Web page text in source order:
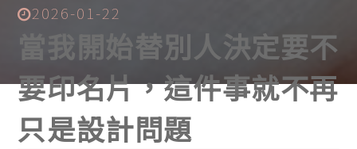
2026-01-22
當我開始替別人決定要不
要印名片，這件事就不再
只是設計問題